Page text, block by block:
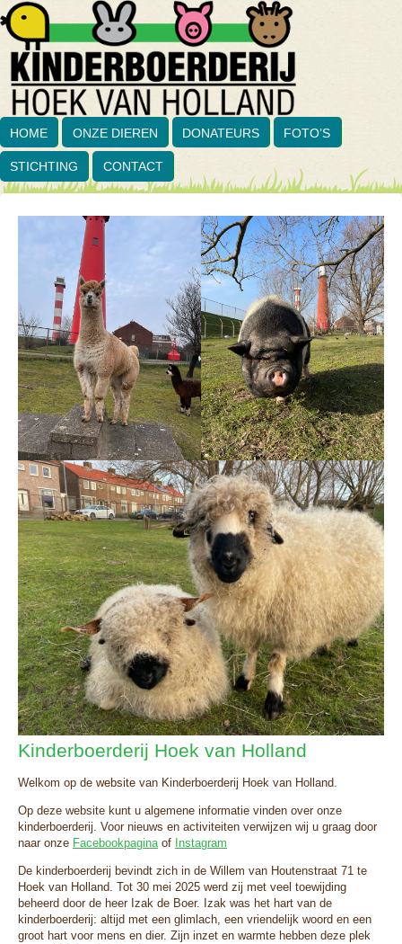
HOME ONZE DIEREN DONATEURS FOTO’S
STICHTING CONTACT
Kinderboerderij Hoek van Holland
Welkom op de website van Kinderboerderij Hoek van Holland.
Op deze website kunt u algemene informatie vinden over onze
kinderboerderij. Voor nieuws en activiteiten verwijzen wij u graag door
naar onze Facebookpaginaof Instagram
De kinderboerderij bevindt zich in de Willem van Houtenstraat 71 te
Hoek van Holland. Tot 30 mei 2025 werd zij met veel toewijding
beheerd door de heer Izak de Boer. Izak was het hart van de
kinderboerderij: altijd met een glimlach, een vriendelijk woord en een
groot hart voor mens en dier. Zijn inzet en warmte hebben deze plek